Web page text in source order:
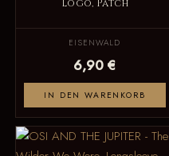
Logo, Patch
EISENWALD
6,90 €
IN DEN WARENKORB